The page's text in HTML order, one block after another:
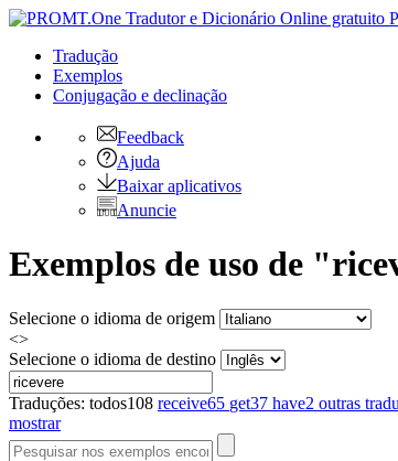
Tradução
Exemplos
Conjugação e declinação
Feedback
Ajuda
Baixar aplicativos
Anuncie
Exemplos de uso de
Selecione o idioma de origem
<>
Selecione o idioma de destino
Traduções: todos108 receive65 get37 have2 outras
mostrar